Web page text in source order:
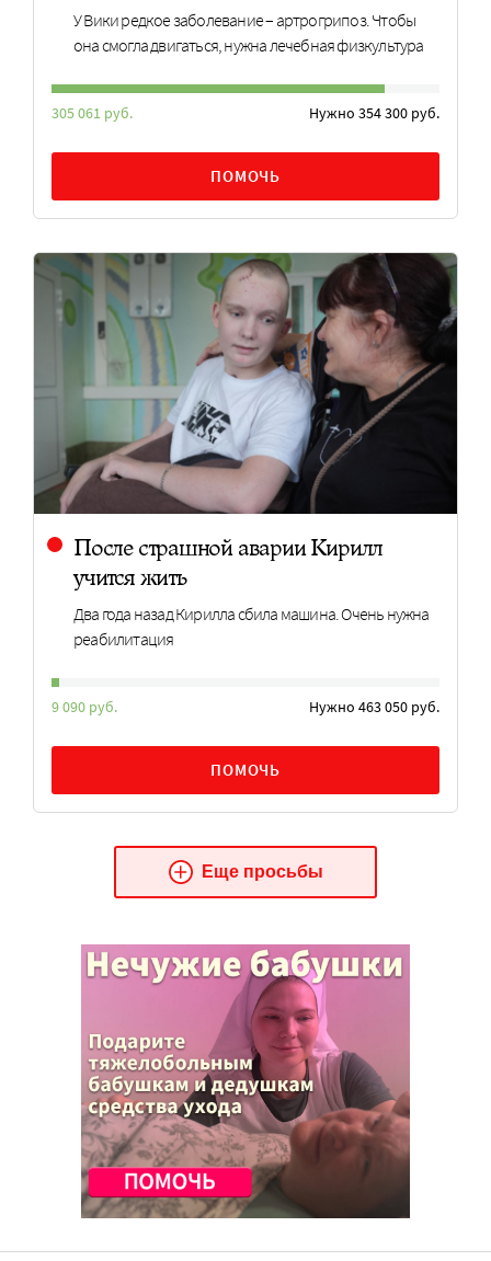
У Вики редкое заболевание – артрогрипоз. Чтобы
она смогла двигаться, нужна лечебная физкультура
305 061 руб. Нужно 354 300 руб.
ПОМОЧЬ
После страшной аварии Кирилл
учится жить
Два года назад Кирилла сбила машина. Очень нужна
реабилитация
9 090 руб. Нужно 463 050 руб.
ПОМОЧЬ
Еще просьбы